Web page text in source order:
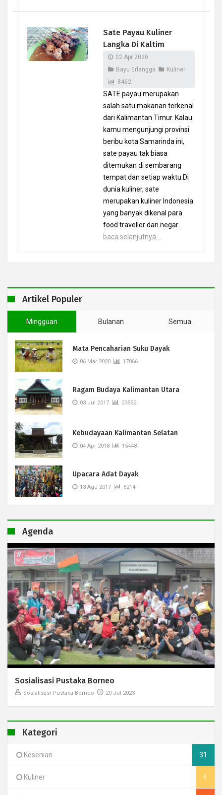
Sate Payau Kuliner
Langka Di Kaltim
02 Apr 2020
Bayu Erlangga
Kuliner
8462
SATE payau merupakan
salah satu makanan terkenal
dari Kalimantan Timur. Kalau
kamu mengunjungi provinsi
beribu kota Samarinda ini,
sate payau tak biasa
ditemukan di sembarang
tempat dan setiap waktu.Di
dunia kuliner, sate
merupakan kuliner Indonesia
yang banyak dikenal para
food traveller dari negar.
baca selanjutnya....
Artikel Populer
Mingguan Bulanan Semua
Mata Pencaharian Suku Dayak
06 Mar 2020 17866
Ragam Budaya Kalimantan Utara
03 Jul 2017 23552
Kebudayaan Kalimantan Selatan
04 Apr 2018 15448
Upacara Adat Dayak
13 Agu 2017 6214
Agenda
Sosialisasi Pustaka Borneo
Sosialisasi Pustaka Borneo 20 Jul 2023
Kategori
Kesenian 31
Kuliner 4